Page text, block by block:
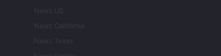
Newz US
Newz California
Newz Texas